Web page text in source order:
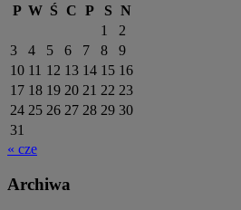
P W Ś C P S N
1
2
3
4 5 6 7 8
9
10 11 12 13 14 15 16
17 18 19 20 21 22 23
24 25 26 27 28 29 30
31
« cze
Archiwa